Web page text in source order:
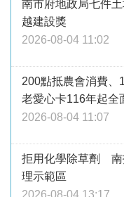
南市府地政局七件
越建設獎
2026-08-04 11:02
200點抵農會消費
老愛心卡116年起全
2026-08-04 11:07
拒用化學除草劑 南
理示範區